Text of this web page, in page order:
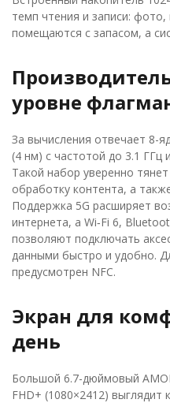
темп чтения и записи:
помещаются с запасом, а
уровне
За вычисления отвечает 8-
(4 нм) с частотой до 3.1 ГГц
Такой набор уверенно
обработку контента, а
Поддержка 5G расширяет
интернета, а Wi‑Fi 6,
позволяют подключать
данными быстро и удобно.
предусмотрен NFC.
Экран для
день
Большой 6.7-дюймовый
FHD+ (1080×2412) выглядит